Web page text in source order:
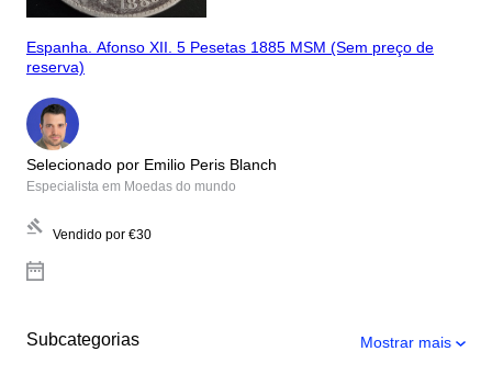
Espanha. Afonso XII. 5 Pesetas 1885 MSM (Sem preço de
reserva)
Selecionado por Emilio Peris Blanch
Especialista em Moedas do mundo
Vendido por €30
Subcategorias Mostrar mais